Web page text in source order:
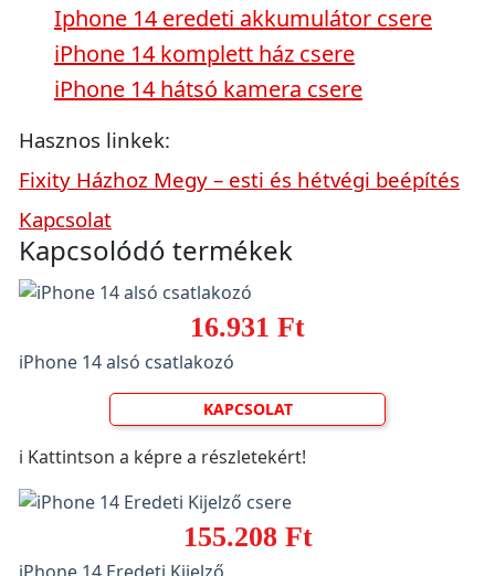
Iphone 14 eredeti akkumulátor csere
iPhone 14 komplett ház csere
iPhone 14 hátsó kamera csere
Hasznos linkek:
Fixity Házhoz Megy – esti és hétvégi beépítés
Kapcsolat
Kapcsolódó termékek
16.931 Ft
iPhone 14 alsó csatlakozó
KAPCSOLAT
ℹ️ Kattintson a képre a részletekért!
155.208 Ft